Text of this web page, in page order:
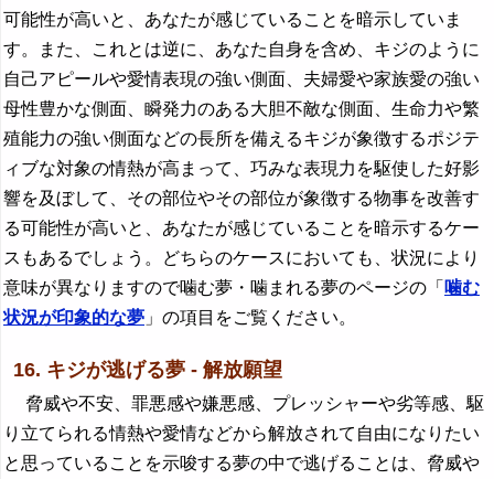
可能性が高いと、あなたが感じていることを暗示していま
す。また、これとは逆に、あなた自身を含め、キジのように
自己アピールや愛情表現の強い側面、夫婦愛や家族愛の強い
母性豊かな側面、瞬発力のある大胆不敵な側面、生命力や繁
殖能力の強い側面などの長所を備えるキジが象徴するポジテ
ィブな対象の情熱が高まって、巧みな表現力を駆使した好影
響を及ぼして、その部位やその部位が象徴する物事を改善す
る可能性が高いと、あなたが感じていることを暗示するケー
スもあるでしょう。どちらのケースにおいても、状況により
意味が異なりますので噛む夢・噛まれる夢のページの「 噛む
状況が印象的な夢 」の項目をご覧ください。
16. キジが逃げる夢 - 解放願望
脅威や不安、罪悪感や嫌悪感、プレッシャーや劣等感、駆
り立てられる情熱や愛情などから解放されて自由になりたい
と思っていることを示唆する夢の中で逃げることは、脅威や